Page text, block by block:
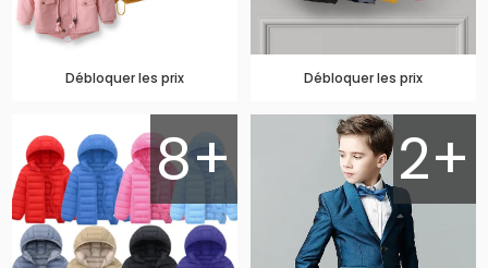
Débloquer les prix Débloquer les prix
8+ 2+